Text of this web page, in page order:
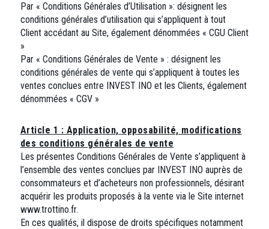
Par « Conditions Générales d’Utilisation »: désignent les
conditions générales d’utilisation qui s’appliquent à tout
Client accédant au Site, également dénommées « CGU Client
»
Par « Conditions Générales de Vente » : désignent les
conditions générales de vente qui s’appliquent à toutes les
ventes conclues entre INVEST INO et les Clients, également
dénommées « CGV »
Article 1 : Application, opposabilité, modifications
des conditions générales de vente
Les présentes Conditions Générales de Vente s’appliquent à
l’ensemble des ventes conclues par INVEST INO auprès de
consommateurs et d’acheteurs non professionnels, désirant
acquérir les produits proposés à la vente via le Site internet
www.trottino.fr.
En ces qualités, il dispose de droits spécifiques notamment